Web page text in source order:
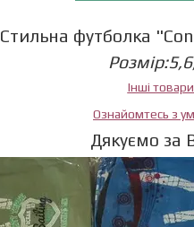
Стильна футболка
Інші
Ознайомтесь з
Дякуємо за